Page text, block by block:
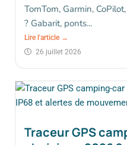
TomTom, Garmin,
? Gabarit, ponts...
Lire l'article →
26 juillet 2026
Traceur GPS